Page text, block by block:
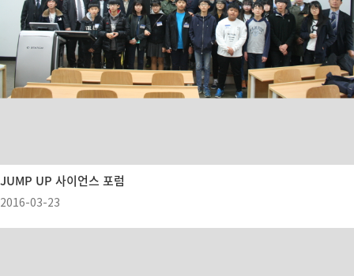
JUMP UP 사이언스 포럼
2016-03-23